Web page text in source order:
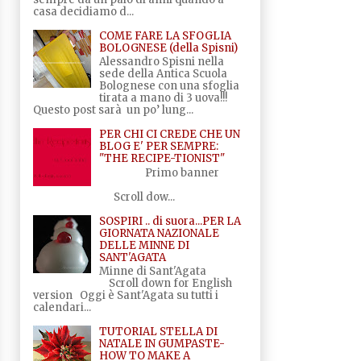
casa decidiamo d...
COME FARE LA SFOGLIA
BOLOGNESE (della Spisni)
Alessandro Spisni nella
sede della Antica Scuola
Bolognese con una sfoglia
tirata a mano di 3 uova!!!
Questo post sarà un po’ lung...
PER CHI CI CREDE CHE UN
BLOG E' PER SEMPRE:
"THE RECIPE-TIONIST"
Primo banner
Scroll dow...
SOSPIRI .. di suora...PER LA
GIORNATA NAZIONALE
DELLE MINNE DI
SANT'AGATA
Minne di Sant'Agata
Scroll down for English
version Oggi è Sant'Agata su tutti i
calendari...
TUTORIAL STELLA DI
NATALE IN GUMPASTE-
HOW TO MAKE A